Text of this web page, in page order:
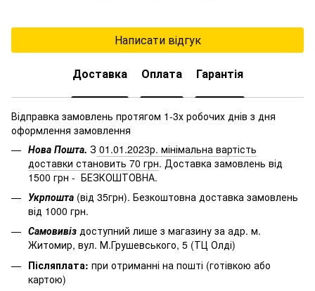
Написати відгук
Доставка Оплата Гарантія
Відправка замовлень протягом 1-3х робочих днів з дня
оформлення замовлення
Нова Пошта. З 01.01.2023р. мінімальна вартість
доставки становить 70 грн. Доставка замовлень від
1500 грн - БЕЗКОШТОВНА.
Укрпошта (від 35грн). Безкоштовна доставка замовлень
від 1000 грн.
Самовивіз доступний лише з магазину за адр. м.
Житомир, вул. М.Грушевського, 5 (ТЦ Олді)
Післяплата: при отриманні на пошті (готівкою або
картою)